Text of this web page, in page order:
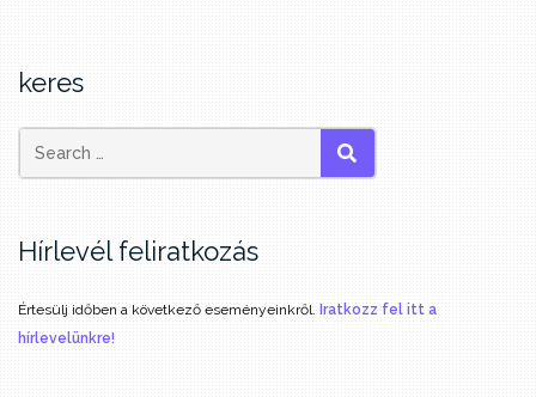
keres
SEARCH
Hírlevél feliratkozás
Értesülj időben a következő eseményeinkről. Iratkozz fel itt a
hírlevelünkre!